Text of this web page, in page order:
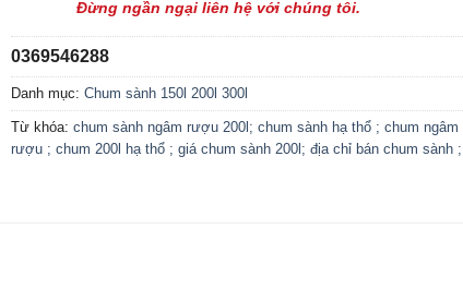
Đừng ngần ngại liên hệ với chúng tôi.
0369546288
Danh mục: Chum sành 150l 200l 300l
Từ khóa: chum sành ngâm rượu 200l; chum sành hạ thổ ; chum ngâm
rượu ; chum 200l hạ thổ ; giá chum sành 200l; địa chỉ bán chum sành ;